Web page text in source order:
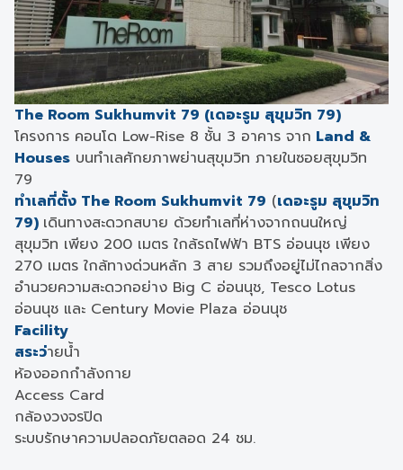
The Room Sukhumvit 79 (เดอะรูม สุขุมวิท 79)
โครงการ คอนโด Low-Rise 8 ชั้น 3 อาคาร จาก Land &
Houses บนทำเลศักยภาพย่านสุขุมวิท ภายในซอยสุขุมวิท
79
ทำเลที่ตั้ง The Room Sukhumvit 79 (เดอะรูม สุขุมวิท
79) เดินทางสะดวกสบาย ด้วยทำเลที่ห่างจากถนนใหญ่
สุขุมวิท เพียง 200 เมตร ใกล้รถไฟฟ้า BTS อ่อนนุช เพียง
270 เมตร ใกล้ทางด่วนหลัก 3 สาย รวมถึงอยู่ไม่ไกลจากสิ่ง
อำนวยความสะดวกอย่าง Big C อ่อนนุช, Tesco Lotus
อ่อนนุช และ Century Movie Plaza อ่อนนุช
Facility
สระว่ายน้ำ
ห้องออกกำลังกาย
Access Card
กล้องวงจรปิด
ระบบรักษาความปลอดภัยตลอด 24 ชม.